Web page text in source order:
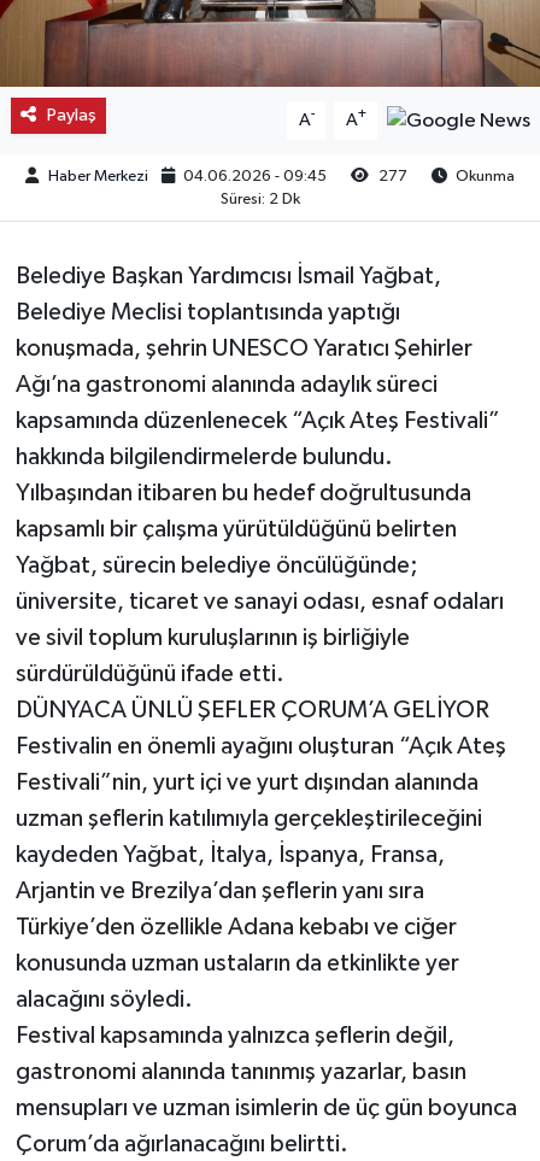
Paylaş A- A+
Haber Merkezi 04.06.2026 - 09:45 277
Okunma
Süresi: 2 Dk
Belediye Başkan Yardımcısı İsmail Yağbat,
Belediye Meclisi toplantısında yaptığı
konuşmada, şehrin UNESCO Yaratıcı Şehirler
Ağı’na gastronomi alanında adaylık süreci
kapsamında düzenlenecek “Açık Ateş Festivali”
hakkında bilgilendirmelerde bulundu.
Yılbaşından itibaren bu hedef doğrultusunda
kapsamlı bir çalışma yürütüldüğünü belirten
Yağbat, sürecin belediye öncülüğünde;
üniversite, ticaret ve sanayi odası, esnaf odaları
ve sivil toplum kuruluşlarının iş birliğiyle
sürdürüldüğünü ifade etti.
DÜNYACA ÜNLÜ ŞEFLER ÇORUM’A GELİYOR
Festivalin en önemli ayağını oluşturan “Açık Ateş
Festivali”nin, yurt içi ve yurt dışından alanında
uzman şeflerin katılımıyla gerçekleştirileceğini
kaydeden Yağbat, İtalya, İspanya, Fransa,
Arjantin ve Brezilya’dan şeflerin yanı sıra
Türkiye’den özellikle Adana kebabı ve ciğer
konusunda uzman ustaların da etkinlikte yer
alacağını söyledi.
Festival kapsamında yalnızca şeflerin değil,
gastronomi alanında tanınmış yazarlar, basın
mensupları ve uzman isimlerin de üç gün boyunca
Çorum’da ağırlanacağını belirtti.
Kargı
Laçin
Mecitözü
Oğuzlar
Ortaköy
Osmancık
Sungurlu
Uğurludağ
Sağlık